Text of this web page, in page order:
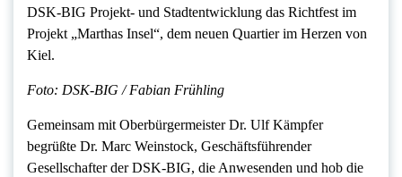
DSK-BIG Projekt- und Stadtentwicklung das Richtfest im
Projekt „Marthas Insel“, dem neuen Quartier im Herzen von
Kiel.
Foto: DSK-BIG / Fabian Frühling
Gemeinsam mit Oberbürgermeister Dr. Ulf Kämpfer
begrüßte Dr. Marc Weinstock, Geschäftsführender
Gesellschafter der DSK-BIG, die Anwesenden und hob die